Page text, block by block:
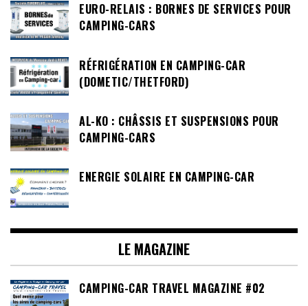
EURO-RELAIS : BORNES DE SERVICES POUR
CAMPING-CARS
RÉFRIGÉRATION EN CAMPING-CAR
(DOMETIC/THETFORD)
AL-KO : CHÂSSIS ET SUSPENSIONS POUR
CAMPING-CARS
ENERGIE SOLAIRE EN CAMPING-CAR
LE MAGAZINE
CAMPING-CAR TRAVEL MAGAZINE #02